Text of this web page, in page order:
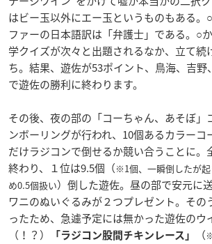
はビー玉以外にエー玉というものもある
ファーの日本語訳は「弁護士」である。○
学クイズが次々と出題されるなか、立て続
ち。結果、遊佐が53ポイント、鳥海、吉野
で遊佐の勝利に終わります。
その後、夜の部の「コーちゃん、あそぼ」
ンボーリングが行われ、10個あるカラーコ
だけラジコンで倒せるか競い合うことに。
終わり、１位は9.5個（※1個、一瞬倒したが
め0.5個扱い）倒した遊佐。昼の部で安元に
ワニのぬいぐるみが２つプレゼント。その
ったため、急遽予定には無かった遊佐のウ
（！？）
「ラジコン股間チキンレース」 （